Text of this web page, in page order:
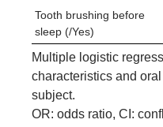
Tooth brushing before
sleep (/Yes)
Multiple logistic
characteristics and
subject.
OR: odds ratio, CI: